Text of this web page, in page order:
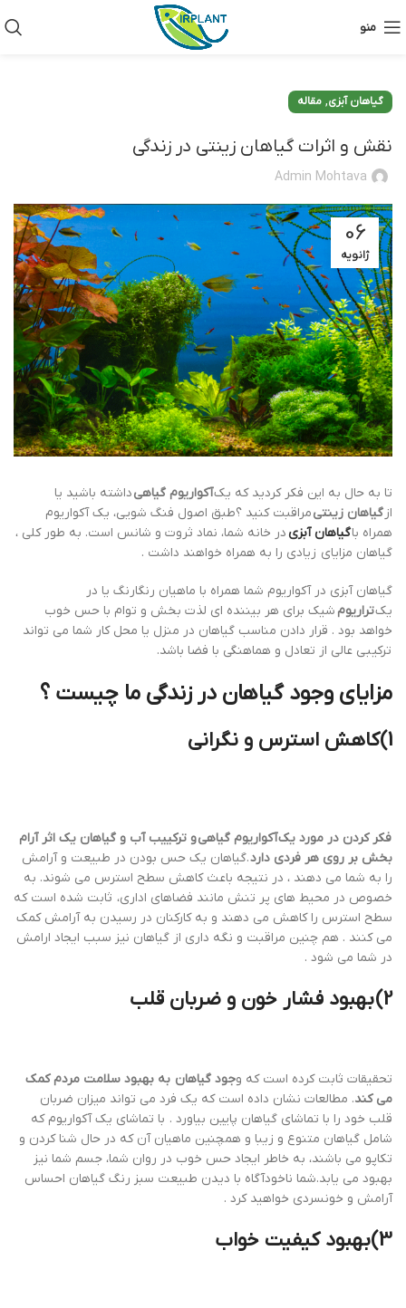
منو
گیاهان آبزی, مقاله
نقش و اثرات گیاهان زینتی در زندگی
Admin Mohtava
06
ژانویه
تا به حال به این فکر کردید که یکآکواریوم گیاهیداشته باشید یا
از گیاهان زینتیمراقبت کنید ؟طبق اصول فنگ شویی، یک آکواریوم
همراه باگیاهان آبزی در خانه شما، نماد ثروت و شانس است. به طور کلی ،
گیاهان مزایای زیادی را به همراه خواهند داشت .
گیاهان آبزی در آکواریوم شما همراه با ماهیان رنگارنگ یا در
یکتراریوم شیک برای هر بیننده ای لذت بخش و توام با حس خوب
خواهد بود . قرار دادن مناسب گیاهان در منزل یا محل کار شما می تواند
ترکیبی عالی از تعادل و هماهنگی با فضا باشد.
مزایای وجود گیاهان در زندگی ما چیست ؟
1)کاهش استرس و نگرانی
فکر کردن در مورد یک آکواریوم گیاهی و ترکییب آب و گیاهان یک اثر آرام
بخش بر روی هر فردی دارد.گیاهان یک حس بودن در طبیعت و آرامش
را به شما می دهند ، در نتیجه باعث کاهش سطح استرس می شوند. به
خصوص در محیط های پر تنش مانند فضاهای اداری، ثابت شده است که
سطح استرس را کاهش می دهند و به کارکنان در رسیدن به آرامش کمک
می کنند . هم چنین مراقبت و نگه داری از گیاهان نیز سبب ایجاد ارامش
در شما می شود .
2
)بهبود فشار خون و ضربان قلب
تحقیقات ثابت کرده است که وجود گیاهان به بهبود سلامت مردم کمک
می کند. مطالعات نشان داده است که یک فرد می تواند میزان ضربان
قلب خود را با تماشای گیاهان پایین بیاورد . با تماشای یک آکواریوم که
شامل گیاهان متنوع و زیبا و همچنین ماهیان آن که در حال شنا کردن و
تکاپو می باشند، به خاطر ایجاد حس خوب در روان شما، جسم شما نیز
بهبود می یابد.شما ناخودآگاه با دیدن طبیعت سبز رنگ گیاهان احساس
آرامش و خونسردی خواهید کرد .
3)بهبود کیفیت خواب